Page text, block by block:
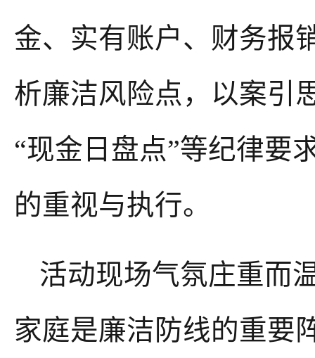
金、实有账户、财务报
析廉洁风险点，以案引
“现金日盘点”等纪律要
的重视与执行。
活动现场气氛庄重而
家庭是廉洁防线的重要